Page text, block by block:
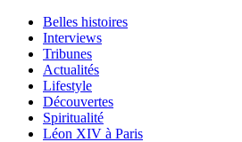
Belles histoires
Interviews
Tribunes
Actualités
Lifestyle
Découvertes
Spiritualité
Léon XIV à Paris